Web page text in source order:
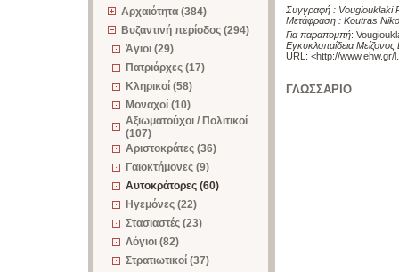
Αρχαιότητα (384)
Βυζαντινή περίοδος (294)
Άγιοι (29)
Πατριάρχες (17)
Κληρικοί (58)
Μοναχοί (10)
Αξιωματούχοι / Πολιτικοί
(107)
Αριστοκράτες (36)
Γαιοκτήμονες (9)
Αυτοκράτορες (60)
Ηγεμόνες (22)
Στασιαστές (23)
Λόγιοι (82)
Στρατιωτικοί (37)
Συγγραφή : Vougiouklaki
Μετάφραση : Koutras
Για παραπομπή:
Εγκυκλοπαίδεια
URL: <http://www.ehw.gr/
ΓΛΩΣΣΑΡΙΟ